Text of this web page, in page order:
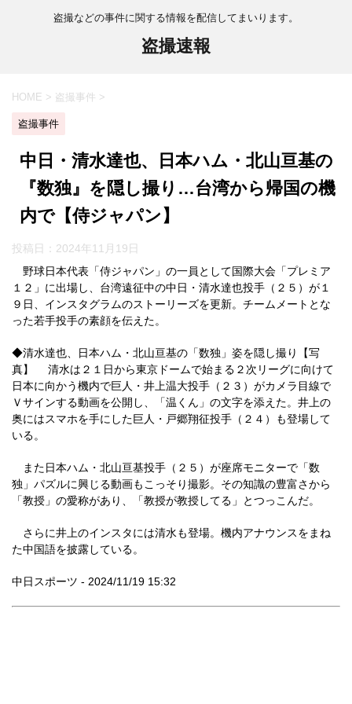
盗撮などの事件に関する情報を配信してまいります。
盗撮速報
HOME > 盗撮事件 >
盗撮事件
中日・清水達也、日本ハム・北山亘基の
『数独』を隠し撮り…台湾から帰国の機
内で【侍ジャパン】
投稿日： 2024年11月19日
野球日本代表「侍ジャパン」の一員として国際大会「プレミア
１２」に出場し、台湾遠征中の中日・清水達也投手（２５）が１
９日、インスタグラムのストーリーズを更新。チームメートとな
った若手投手の素顔を伝えた。
◆清水達也、日本ハム・北山亘基の「数独」姿を隠し撮り【写
真】 清水は２１日から東京ドームで始まる２次リーグに向けて
日本に向かう機内で巨人・井上温大投手（２３）がカメラ目線で
Ｖサインする動画を公開し、「温くん」の文字を添えた。井上の
奥にはスマホを手にした巨人・戸郷翔征投手（２４）も登場して
いる。
また日本ハム・北山亘基投手（２５）が座席モニターで「数
独」パズルに興じる動画もこっそり撮影。その知識の豊富さから
「教授」の愛称があり、「教授が教授してる」とつっこんだ。
さらに井上のインスタには清水も登場。機内アナウンスをまね
た中国語を披露している。
中日スポーツ - 2024/11/19 15:32